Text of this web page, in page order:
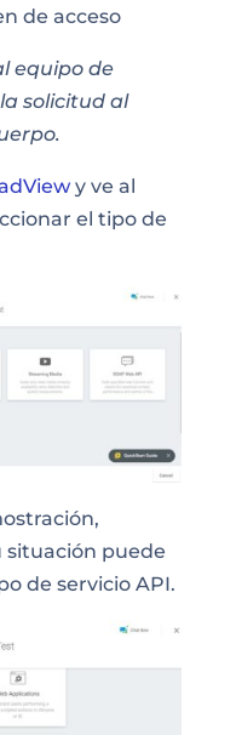
de acceso
equipo de
solicitud al
y ve al
el tipo de
situación puede
de servicioAPI.